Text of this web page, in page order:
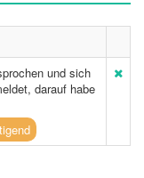
und sich
darauf habe